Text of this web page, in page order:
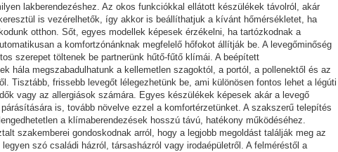
lakberendezéshez. Az okos funkciókkal ellátott készülékek távolról, akár
is vezérelhetők, így akkor is beállíthatjuk a kívánt hőmérsékletet, ha
otthon. Sőt, egyes modellek képesek érzékelni, ha tartózkodnak a
a komfortzónánknak megfelelő hőfokot állítják be. A levegőminőség
szerepet töltenek be partnerünk hűtő-fűtő klímái. A beépített
hála megszabadulhatunk a kellemetlen szagoktól, a portól, a pollenektől és az
Tisztább, frissebb levegőt lélegezhetünk be, ami különösen fontos lehet a légúti
vagy az allergiások számára. Egyes készülékek képesek akár a levegő
is, tovább növelve ezzel a komfortérzetünket. A szakszerű telepítés
a klímaberendezések hosszú távú, hatékony működéséhez.
szakemberei gondoskodnak arról, hogy a legjobb megoldást találják meg az
szó családi házról, társasházról vagy irodaépületről. A felméréstől a